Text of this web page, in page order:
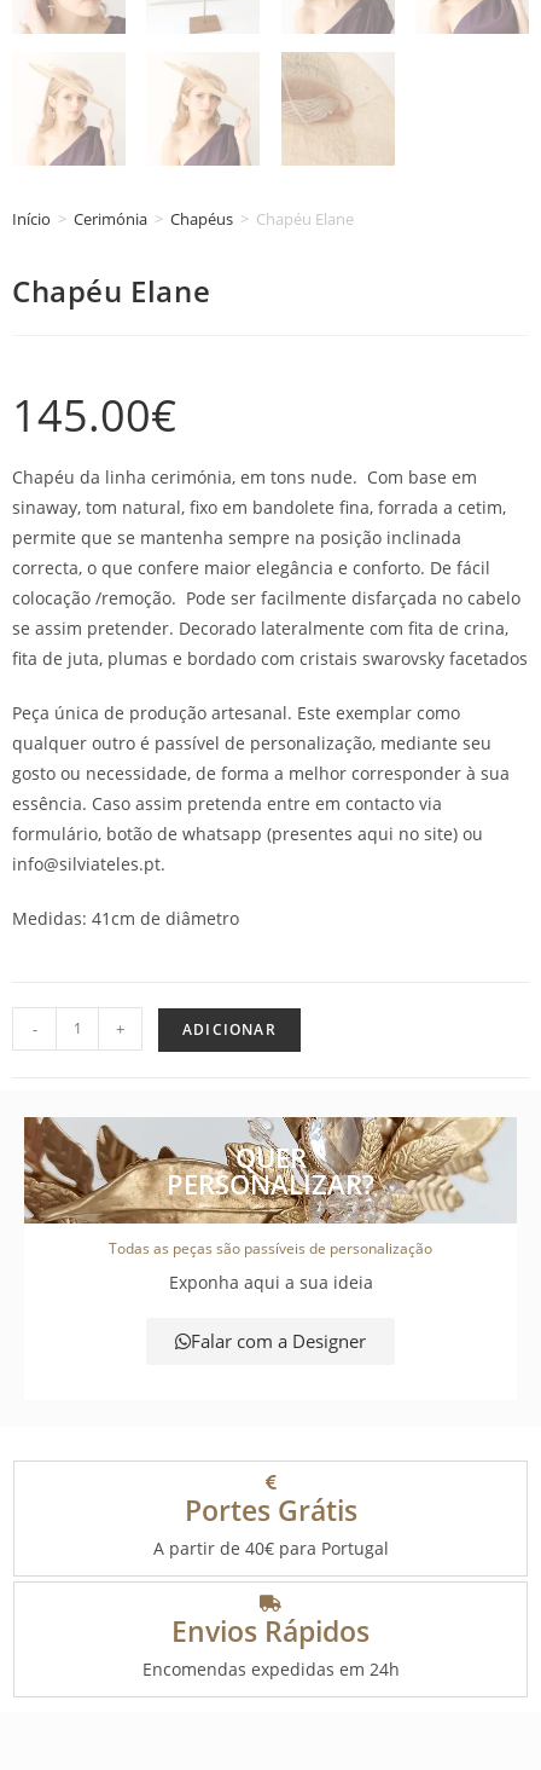
Início > Cerimónia > Chapéus > Chapéu Elane
Chapéu Elane
145.00€
Chapéu da linha cerimónia, em tons nude. Com base em
sinaway, tom natural, fixo em bandolete fina, forrada a cetim,
permite que se mantenha sempre na posição inclinada
correcta, o que confere maior elegância e conforto. De fácil
colocação /remoção. Pode ser facilmente disfarçada no cabelo
se assim pretender. Decorado lateralmente com fita de crina,
fita de juta, plumas e bordado com cristais swarovsky facetados
Peça única de produção artesanal. Este exemplar como
qualquer outro é passível de personalização, mediante seu
gosto ou necessidade, de forma a melhor corresponder à sua
essência. Caso assim pretenda entre em contacto via
formulário, botão de whatsapp (presentes aqui no site) ou
info@silviateles.pt.
Medidas: 41cm de diâmetro
- + ADICIONAR
QUER
PERSONALIZAR?
Todas as peças são passíveis de personalização
Exponha aqui a sua ideia
Falar com a Designer
Portes Grátis
A partir de 40€ para Portugal
Envios Rápidos
Encomendas expedidas em 24h